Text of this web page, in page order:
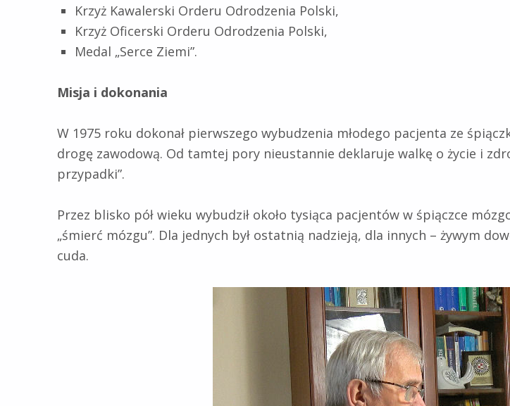
Krzyż Kawalerski Orderu Odrodzenia Polski,
Krzyż Oficerski Orderu Odrodzenia Polski,
Medal „Serce Ziemi”.
Misja i dokonania
W 1975 roku dokonał pierwszego wybudzenia młodego pacjenta ze
drogę zawodową. Od tamtej pory nieustannie deklaruje walkę o życie i
przypadki”.
Przez blisko pół wieku wybudził około tysiąca pacjentów w śpiączce
„śmierć mózgu”. Dla jednych był ostatnią nadzieją, dla innych – żywym
cuda.